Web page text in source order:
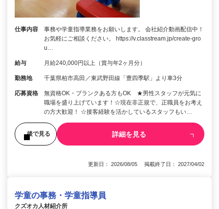
仕事内容
事務や学童指導業務をお願いします。 会社紹介動画配信中！
お気軽にご相談ください。 https://v.classtream.jp/create-gro
u…
給与 月給240,000円以上（賞与年2ヶ月分）
勤務地 千葉県柏市高田／東武野田線「豊四季駅」より車3分
応募資格
無資格OK・ブランクある方もOK ★男性スタッフが元気に
職場を盛り上げています！☆現在非正規で、正職員をお考え
の方大歓迎！ ☆接客経験を活かしているスタッフもい…
後で見る 詳細を見る
更新日： 2026/08/05 掲載終了日： 2027/04/02
学童の事務・学童指導員
クズオカ人材紹介所